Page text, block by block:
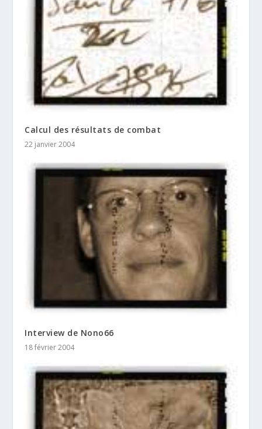
Calcul des résultats de combat
22 janvier 2004
Interview de Nono66
18 février 2004